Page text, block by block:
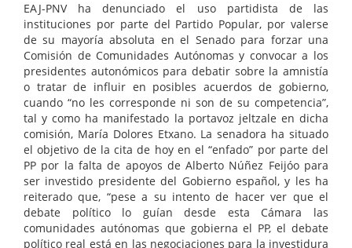
EAJ-PNV ha denunciado el uso partidista de las
instituciones por parte del Partido Popular, por valerse
de su mayoría absoluta en el Senado para forzar una
Comisión de Comunidades Autónomas y convocar a los
presidentes autonómicos para debatir sobre la amnistía
o tratar de influir en posibles acuerdos de gobierno,
cuando “no les corresponde ni son de su competencia”,
tal y como ha manifestado la portavoz jeltzale en dicha
comisión, María Dolores Etxano. La senadora ha situado
el objetivo de la cita de hoy en el “enfado” por parte del
PP por la falta de apoyos de Alberto Núñez Feijóo para
ser investido presidente del Gobierno español, y les ha
reiterado que, “pese a su intento de hacer ver que el
debate político lo guían desde esta Cámara las
comunidades autónomas que gobierna el PP, el debate
político real está en las negociaciones para la investidura